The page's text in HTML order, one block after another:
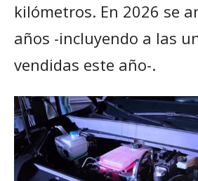
kilómetros. En 2026 se
años -incluyendo a las
vendidas este año-.